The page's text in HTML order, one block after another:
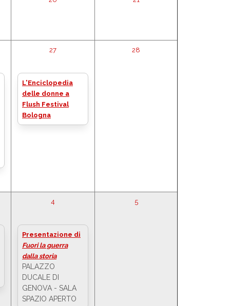
27
L'Enciclopedia
delle donne a
Flush Festival
Bologna
28
4
Presentazione di
Fuori la guerra
dalla storia
PALAZZO
DUCALE DI
GENOVA - SALA
SPAZIO APERTO
5